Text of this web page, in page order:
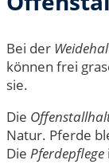
Bei der
können frei
sie.
Die
Natur. Pferde
Die Pferdepflege